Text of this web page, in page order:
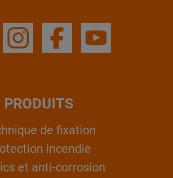
PRODUITS
de fixation
incendie
et anti-corrosion